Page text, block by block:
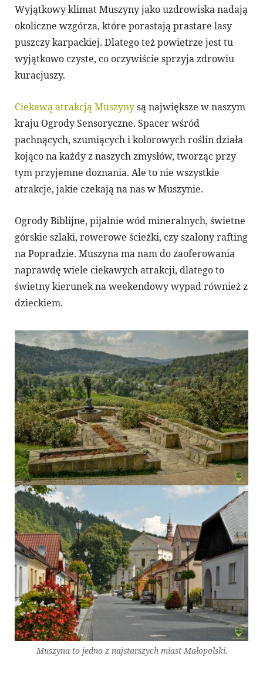
Wyjątkowy klimat Muszyny jako uzdrowiska nadają
okoliczne wzgórza, które porastają prastare lasy
puszczy karpackiej. Dlatego też powietrze jest tu
wyjątkowo czyste, co oczywiście sprzyja zdrowiu
kuracjuszy.
Ciekawą atrakcją Muszynysą największe w naszym
kraju Ogrody Sensoryczne. Spacer wśród
pachnących, szumiących i kolorowych roślin działa
kojąco na każdy z naszych zmysłów, tworząc przy
tym przyjemne doznania. Ale to nie wszystkie
atrakcje, jakie czekają na nas w Muszynie.
Ogrody Biblijne, pijalnie wód mineralnych, świetne
górskie szlaki, rowerowe ścieżki, czy szalony rafting
na Popradzie. Muszyna ma nam do zaoferowania
naprawdę wiele ciekawych atrakcji, dlatego to
świetny kierunek na weekendowy wypad również z
dzieckiem.
Muszyna to jedno z najstarszych miast Małopolski.